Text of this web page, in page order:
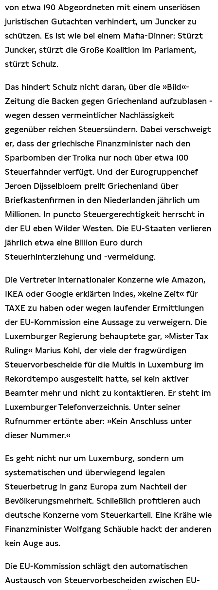
von etwa 190 Abgeordneten mit einem unseriösen
juristischen Gutachten verhindert, um Juncker zu
schützen. Es ist wie bei einem Mafia-Dinner: Stürzt
Juncker, stürzt die Große Koalition im Parlament,
stürzt Schulz.
Das hindert Schulz nicht daran, über die »Bild«-
Zeitung die Backen gegen Griechenland aufzublasen -
wegen dessen vermeintlicher Nachlässigkeit
gegenüber reichen Steuersündern. Dabei verschweigt
er, dass der griechische Finanzminister nach den
Sparbomben der Troika nur noch über etwa 100
Steuerfahnder verfügt. Und der Eurogruppenchef
Jeroen Dijsselbloem prellt Griechenland über
Briefkastenfirmen in den Niederlanden jährlich um
Millionen. In puncto Steuergerechtigkeit herrscht in
der EU eben Wilder Westen. Die EU-Staaten verlieren
jährlich etwa eine Billion Euro durch
Steuerhinterziehung und -vermeidung.
Die Vertreter internationaler Konzerne wie Amazon,
IKEA oder Google erklärten indes, »keine Zeit« für
TAXE zu haben oder wegen laufender Ermittlungen
der EU-Kommission eine Aussage zu verweigern. Die
Luxemburger Regierung behauptete gar, »Mister Tax
Ruling« Marius Kohl, der viele der fragwürdigen
Steuervorbescheide für die Multis in Luxemburg im
Rekordtempo ausgestellt hatte, sei kein aktiver
Beamter mehr und nicht zu kontaktieren. Er steht im
Luxemburger Telefonverzeichnis. Unter seiner
Rufnummer ertönte aber: »Kein Anschluss unter
dieser Nummer.«
Es geht nicht nur um Luxemburg, sondern um
systematischen und überwiegend legalen
Steuerbetrug in ganz Europa zum Nachteil der
Bevölkerungsmehrheit. Schließlich profitieren auch
deutsche Konzerne vom Steuerkartell. Eine Krähe wie
Finanzminister Wolfgang Schäuble hackt der anderen
kein Auge aus.
Die EU-Kommission schlägt den automatischen
Austausch von Steuervorbescheiden zwischen EU-